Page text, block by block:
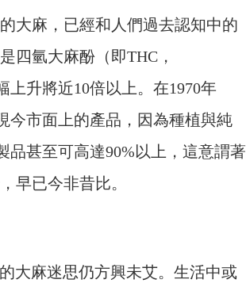
大麻，已經和人們過去認知中的
四氫大麻酚（即THC，
上升將近10倍以上。在1970年
今市面上的產品，因為種植與純
品甚至可高達90%以上，這意謂著
早已今非昔比。
大麻迷思仍方興未艾。生活中或